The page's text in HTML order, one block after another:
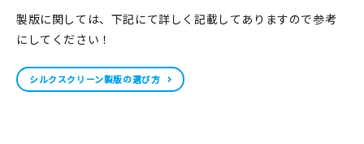
製版に関しては、下記にて詳しく記載してありますので参考
にしてください！
シルクスクリーン製版の選び方